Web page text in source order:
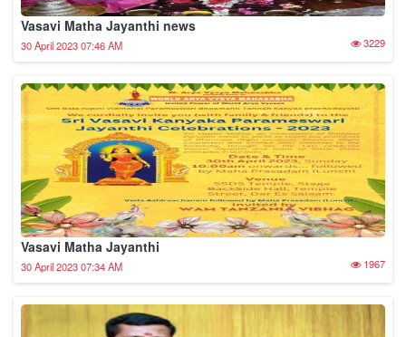
FUTURE MLA Arya Vysya శ్రీ ఉప్పల చంద్రశేఖర్ గుప్తా
29 April 2023 10:03 PM